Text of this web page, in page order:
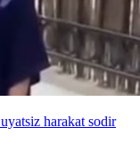
harakat sodir